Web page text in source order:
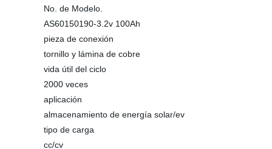
No. de Modelo.
AS60150190-3.2v 100Ah
pieza de conexión
tornillo y lámina de cobre
vida útil del ciclo
2000 veces
aplicación
almacenamiento de energía solar/ev
tipo de carga
cc/cv